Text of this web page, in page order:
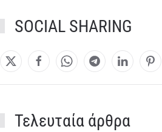
SOCIAL SHARING
Τελευταία άρθρα